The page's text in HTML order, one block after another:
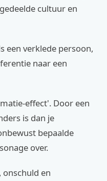
cultuur en
een verklede persoon,
naar een
effect'. Door een
is dan je
bepaalde
over.
en